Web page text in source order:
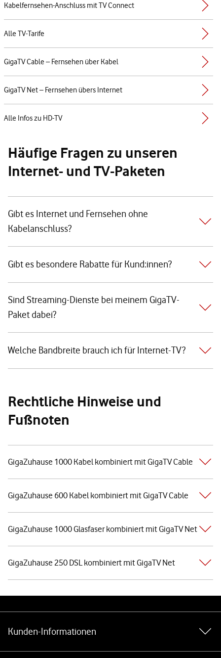
Kabelfernsehen-Anschluss mit TV Connect
Alle TV-Tarife
GigaTV Cable – Fernsehen über Kabel
GigaTV Net – Fernsehen übers Internet
Alle Infos zu HD-TV
Häufige Fragen zu unseren
Internet- und TV-Paketen
Gibt es Internet und Fernsehen ohne
Kabelanschluss?
Gibt es besondere Rabatte für Kund:innen?
Sind Streaming-Dienste bei meinem GigaTV-
Paket dabei?
Welche Bandbreite brauch ich für Internet-TV?
Rechtliche Hinweise und
Fußnoten
GigaZuhause 1000 Kabel kombiniert mit GigaTV Cable
GigaZuhause 600 Kabel kombiniert mit GigaTV Cable
GigaZuhause 1000 Glasfaser kombiniert mit GigaTV Net
GigaZuhause 250 DSL kombiniert mit GigaTV Net
Kunden-Informationen